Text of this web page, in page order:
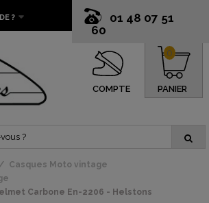
01 48 07 51
60
?
COMPTE PANIER
0
Casques Moto vintage
Carbone En-2206 - Helstons